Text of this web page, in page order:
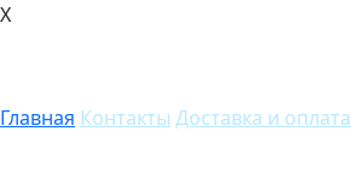
X
Главная Контакты Доставка и оплата